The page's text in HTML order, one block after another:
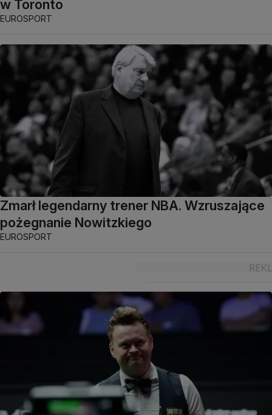
w Toronto
EUROSPORT
Zmarł legendarny trener NBA. Wzruszające
pożegnanie Nowitzkiego
EUROSPORT